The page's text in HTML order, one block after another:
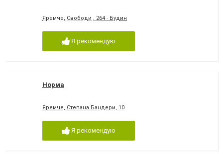
Яремче, Свободи , 264 - Будин
Я рекомендую
Норма
Яремче, Степана Бандери, 10
Я рекомендую